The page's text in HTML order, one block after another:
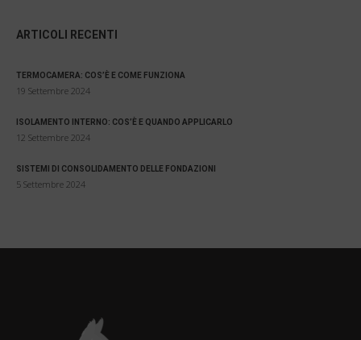
ARTICOLI RECENTI
TERMOCAMERA: COS’È E COME FUNZIONA
19 Settembre 2024
ISOLAMENTO INTERNO: COS’È E QUANDO APPLICARLO
12 Settembre 2024
SISTEMI DI CONSOLIDAMENTO DELLE FONDAZIONI
5 Settembre 2024